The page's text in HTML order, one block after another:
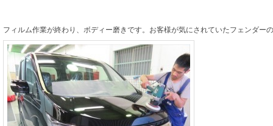
フィルム作業が終わり、ボディー磨きです。お客様が気にされていたフェンダー